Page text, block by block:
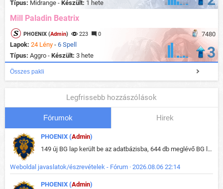
Típus: Midrange - Készült: 1 hete
Mill Paladin Beatrix
7480
PHOENIX (Admin) 223 0
Lapok: 24 Lény - 6 Spell
Típus: Aggro - Készült: 3 hete 3
Összes pakli
Legfrissebb hozzászólások
Fórumok Hirek
PHOENIX (Admin)
149 új BG lap került be az adatbázisba, 644 db meglévő BG lap módosult, bekerültek az új képek a megváltozott lapokhoz is.
Weboldal javaslatok/észrevételek - Fórum · 2026.08.06 22:14
PHOENIX (Admin)